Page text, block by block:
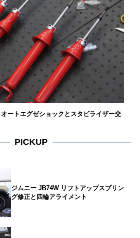
ートエグゼショックとスタビライザー交
PICKUP
ジムニー JB74W リフトアップスプリン
グ修正と四輪アライメント